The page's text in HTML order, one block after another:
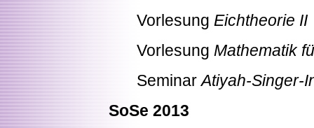
Vorlesung Eichtheorie II
Vorlesung Mathematik
SeminarAtiyah-Singer-
SoSe 2013